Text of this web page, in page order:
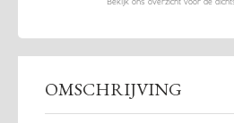
OMSCHRIJVING